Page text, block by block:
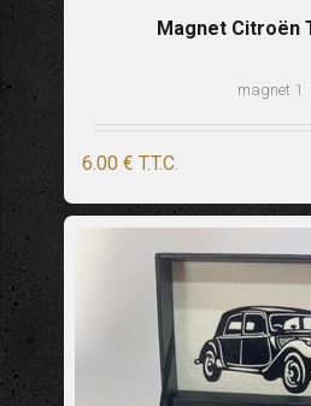
Magnet Citroën
magnet 1
6.00 € T.T.C.